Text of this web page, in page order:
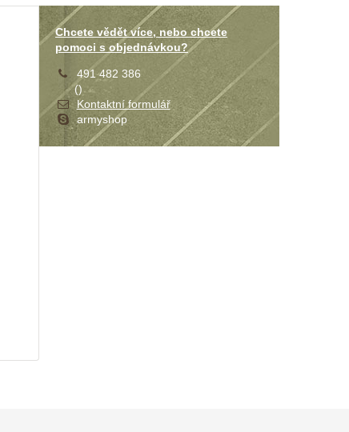
Chcete vědět více, nebo chcete
pomoci s objednávkou?
491 482 386
()
Kontaktní formulář
armyshop